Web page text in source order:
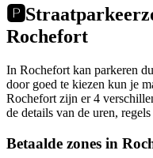
🅿️
Rochefort
In Rochefort kan parkeren
door goed te kiezen kun je
Rochefort zijn er 4
de details van de uren,
Betaalde zones in